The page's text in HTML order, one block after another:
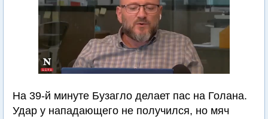
На 39-й минуте Бузагло делает пас на Голана.
Удар у нападающего не получился, но мяч